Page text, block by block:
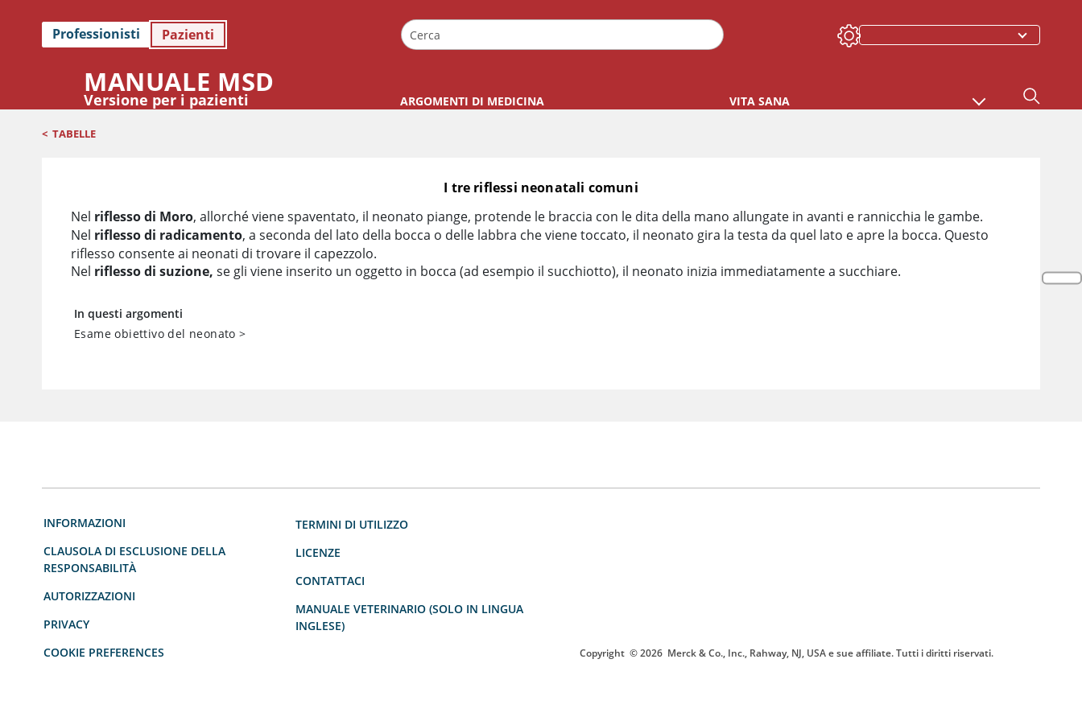
Professionisti Pazienti
MANUALE MSD
Versione per i pazienti ARGOMENTI DI MEDICINA VITA SANA
< TABELLE
I tre riflessi neonatali comuni
I tre riflessi neonatali comuni
Nel riflesso di Moro, allorché viene spaventato, il neonato piange, protende le braccia con le dita della mano allungate in avanti e rannicchia le gambe.
Nel riflesso di radicamento, a seconda del lato della bocca o delle labbra che viene toccato, il neonato gira la testa da quel lato e apre la bocca. Questo
riflesso consente ai neonati di trovare il capezzolo.
Nel riflesso di suzione, se gli viene inserito un oggetto in bocca (ad esempio il succhiotto), il neonato inizia immediatamente a succhiare.
In questi argomenti
Esame obiettivo del neonato >
INFORMAZIONI
CLAUSOLA DI ESCLUSIONE DELLA
RESPONSABILITÀ
AUTORIZZAZIONI
PRIVACY
COOKIE PREFERENCES
TERMINI DI UTILIZZO
LICENZE
CONTATTACI
MANUALE VETERINARIO (SOLO IN LINGUA
INGLESE)
Copyright © 2026 Merck & Co., Inc., Rahway, NJ, USA e sue affiliate. Tutti i diritti riservati.